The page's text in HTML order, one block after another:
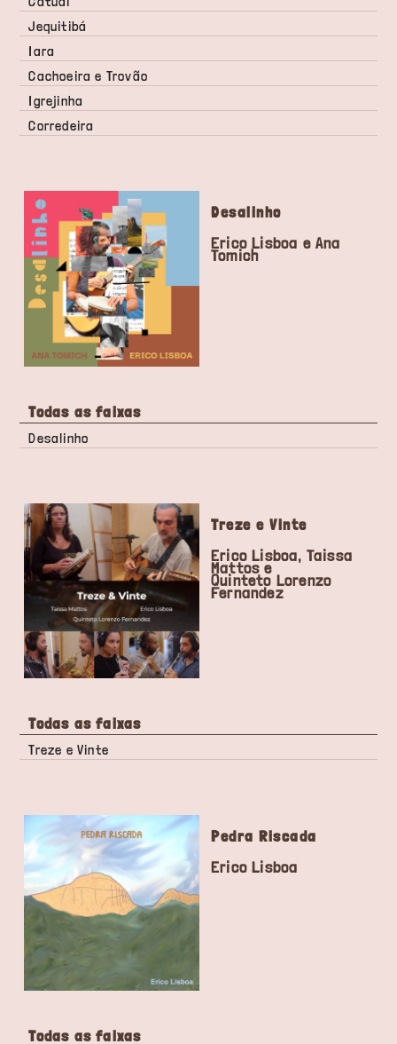
Jequitibá
Iara
Cachoeira e Trovão
Igrejinha
Corredeira
Desalinho
Erico Lisboa e Ana
Tomich
Todas as faixas
Desalinho
Treze e Vinte
Erico Lisboa, Taissa
Mattos e
Quinteto Lorenzo
Fernandez
Todas as faixas
Treze e Vinte
Pedra Riscada
Erico Lisboa
Todas as faixas